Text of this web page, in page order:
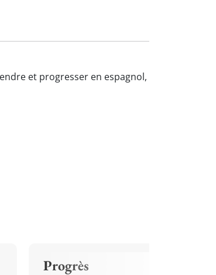
et progresser en espagnol,
Progrès